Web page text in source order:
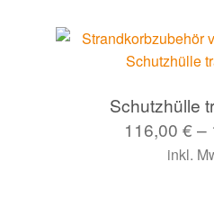
Schutzhülle
116,00 €–
inkl.